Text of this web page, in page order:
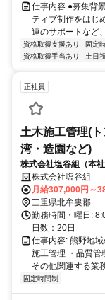
仕事内容 ●募集背
ティブ制作をはじ
連のサポートなど
資格取得支援あり 固定
資格取得手当あり
土日
正社員
土木施工管理(
湾・造園など)
株式会社塩谷組（本
有者）
株式会社塩谷組
月給307,000円～
三重県北牟婁郡
勤務時間・曜日:
日数：20日
仕事内容: 熊野地
施工管理 ・品質管
その他関連する業
固定時間制